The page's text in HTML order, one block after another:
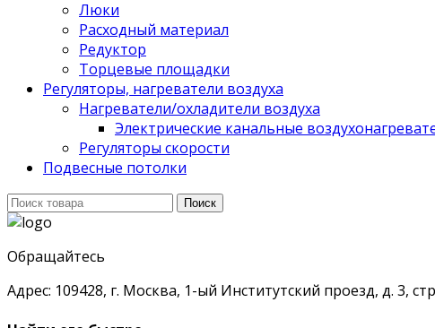
Люки
Расходный материал
Редуктор
Торцевые площадки
Регуляторы, нагреватели воздуха
Нагреватели/охладители воздуха
Электрические канальные
Регуляторы скорости
Подвесные потолки
Поиск
для:
Поиск
Обращайтесь
Адрес: 109428, г. Москва, 1-ый Институтский проезд, д. 3,